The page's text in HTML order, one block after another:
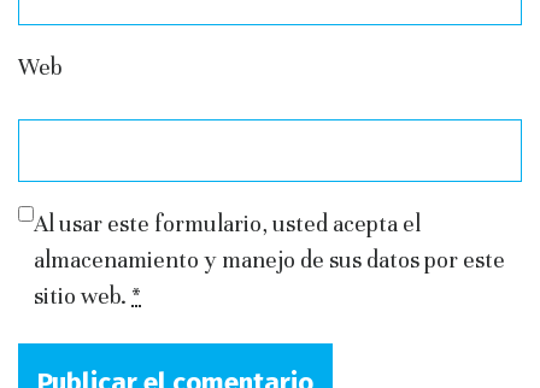
Web
Al usar este formulario, usted acepta el
almacenamiento y manejo de sus datos por este
sitio web. *